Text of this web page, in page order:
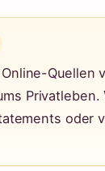
Quellen
oder